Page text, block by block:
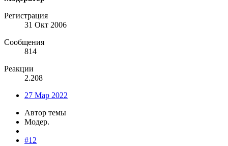
Регистрация
31 Окт 2006
Сообщения
814
Реакции
2.208
27 Мар 2022
Автор темы
Модер.
#12